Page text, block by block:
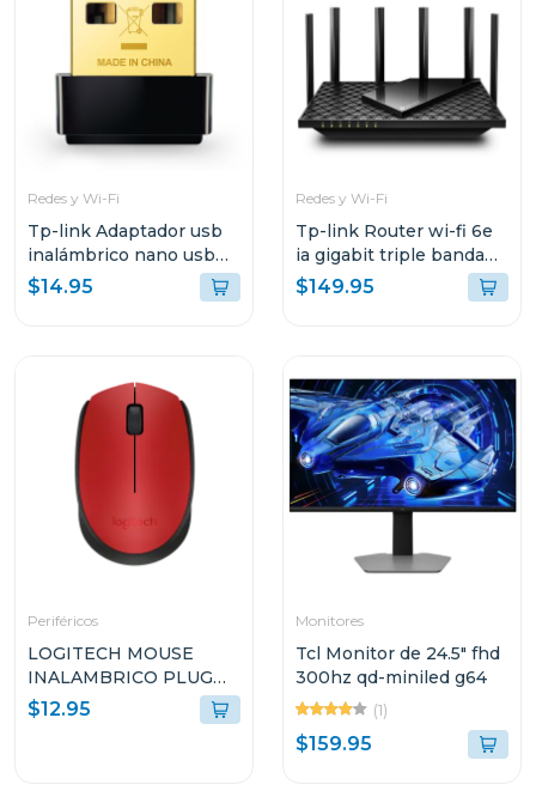
Redes y Wi-Fi
Tp-link Adaptador usb
inalámbrico nano usb
de doble banda ac600
t2u nano
$14.95
Redes y Wi-Fi
Tp-link Router wi-fi 6e
ia gigabit triple banda
axe5400
$149.95
Periféricos
LOGITECH MOUSE
INALAMBRICO PLUG
AND PLAY ROJO M170
$12.95
Monitores
Tcl Monitor de 24.5" fhd
300hz qd-miniled g64
(1)
$159.95